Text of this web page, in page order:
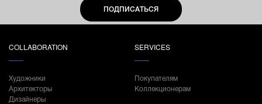
ПОДПИСАТЬСЯ
COLLABORATION
Художники
Архитекторы
Дизайнеры
SERVICES
Покупателям
Коллекционерам